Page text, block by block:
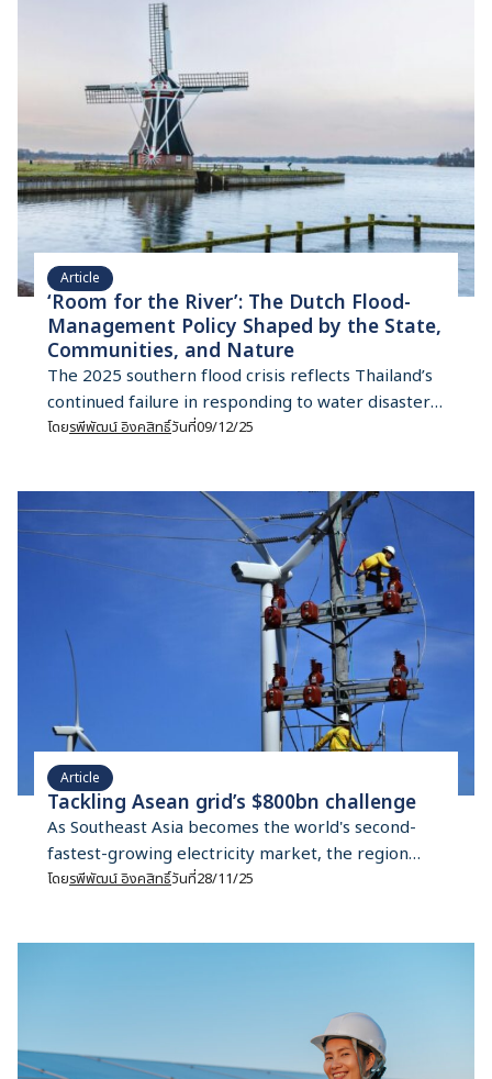
Article
‘Room for the River’: The Dutch Flood-
Management Policy Shaped by the State,
Communities, and Nature
The 2025 southern flood crisis reflects Thailand’s
continued failure in responding to water disasters.
It may now be time to shift away from grey
demonstrated through its “Room for the River”
policy.
โดยรพีพัฒน์ อิงคสิทธิ์วันที่09/12/25
Article
Tackling Asean grid’s $800bn challenge
As Southeast Asia becomes the world's second-
fastest-growing electricity market, the region
faces two main paths. One is to commit to massive
โดยรพีพัฒน์ อิงคสิทธิ์วันที่28/11/25